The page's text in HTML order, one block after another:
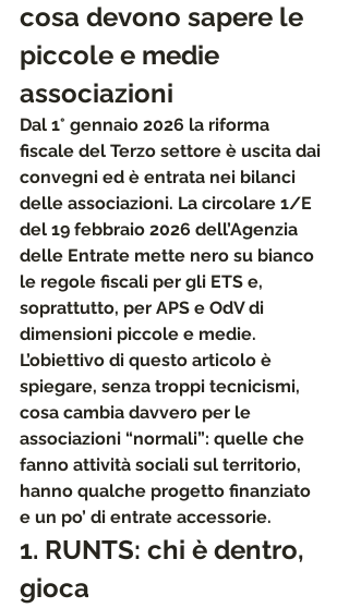
cosa devono sapere le
piccole e medie
associazioni
Dal 1° gennaio 2026 la riforma
fiscale del Terzo settore è uscita dai
convegni ed è entrata nei bilanci
delle associazioni. La circolare 1/E
del 19 febbraio 2026 dell’Agenzia
delle Entrate mette nero su bianco
le regole fiscali per gli ETS e,
soprattutto, per APS e OdV di
dimensioni piccole e medie.
L’obiettivo di questo articolo è
spiegare, senza troppi tecnicismi,
cosa cambia davvero per le
associazioni “normali”: quelle che
fanno attività sociali sul territorio,
hanno qualche progetto finanziato
e un po’ di entrate accessorie.
1. RUNTS: chi è dentro,
gioca